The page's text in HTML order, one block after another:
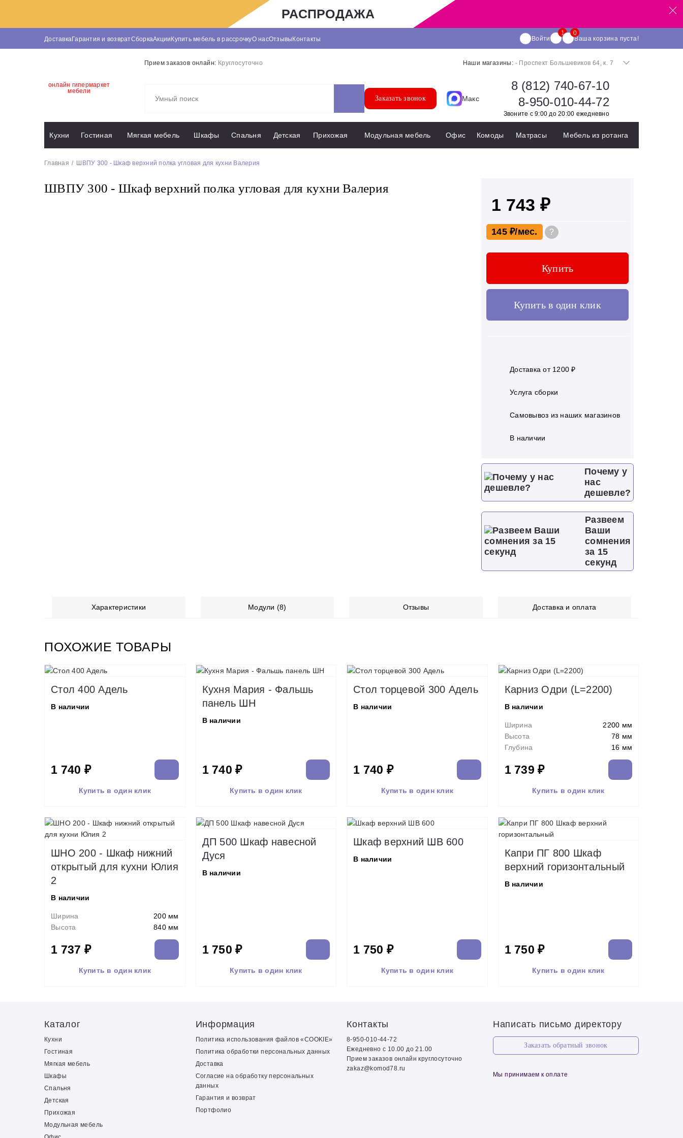
РАСПРОДАЖА
ДоставкаГарантия и возвратСборкаАкцииКупить мебель в рассрочкуО насОтзывыКонтакты Войти Ваша корзина пуста!
онлайн гипермаркет
мебели
Прием заказов онлайн: Круглосуточно Наши магазины: - Проспект Большевиков 64, к. 7
Заказать звонок Макс
8 (812) 740-67-10
8-950-010-44-72
Звоните с 9:00 до 20:00 ежедневно
Кухни Гостиная Мягкая мебель Шкафы Спальня Детская Прихожая Модульная мебель Офис Комоды Матрасы Мебель из ротанга
Главная ШВПУ 300 - Шкаф верхний полка угловая для кухни Валерия
ШВПУ 300 - Шкаф верхний полка угловая для кухни Валерия
1 743 ₽
145 ₽ ?
Купить
Купить в один клик
Доставка от 1200 ₽
Услуга сборки
Самовывоз из наших магазинов
В наличии
Почему у
нас
дешевле?
Развеем
Ваши
сомнения
за 15
секунд
Характеристики Модули (8) Отзывы Доставка и оплата
ПОХОЖИЕ ТОВАРЫ
Стол 400 Адель
В наличии
1 740 ₽
Купить в один клик
Кухня Мария - Фальшь
панель ШН
В наличии
1 740 ₽
Купить в один клик
Стол торцевой 300 Адель
В наличии
1 740 ₽
Купить в один клик
Карниз Одри (L=2200)
В наличии
Ширина
2200 мм
Высота
78 мм
Глубина
16 мм
1 739 ₽
Купить в один клик
ШНО 200 - Шкаф нижний
открытый для кухни Юлия
2
В наличии
Ширина
200 мм
Высота
840 мм
1 737 ₽
Купить в один клик
ДП 500 Шкаф навесной
Дуся
В наличии
1 750 ₽
Купить в один клик
Шкаф верхний ШВ 600
В наличии
1 750 ₽
Купить в один клик
Капри ПГ 800 Шкаф
верхний горизонтальный
В наличии
1 750 ₽
Купить в один клик
Каталог
Кухни
Гостиная
Мягкая мебель
Шкафы
Спальня
Детская
Прихожая
Модульная мебель
Информация
Политика использования файлов «COOKIE»
Политика обработки персональных данных
Доставка
Согласие на обработку персональных
данных
Гарантия и возврат
Портфолио
Контакты
8-950-010-44-72
Ежедневно с 10.00 до 21.00
Прием заказов онлайн круглосуточно
zakaz@komod78.ru
Написать письмо директору
Заказать обратный звонок
Мы принимаем к оплате